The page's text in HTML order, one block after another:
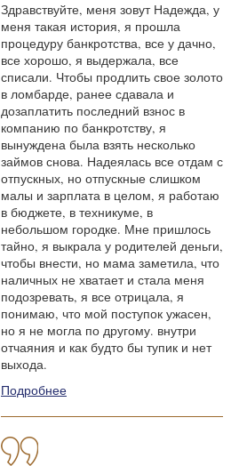
Здравствуйте, меня зовут Надежда, у
меня такая история, я прошла
процедуру банкротства, все у дачно,
все хорошо, я выдержала, все
списали. Чтобы продлить свое золото
в ломбарде, ранее сдавала и
дозаплатить последний взнос в
компанию по банкротству, я
вынуждена была взять несколько
займов снова. Надеялась все отдам с
отпускных, но отпускные слишком
малы и зарплата в целом, я работаю
в бюджете, в техникуме, в
небольшом городке. Мне пришлось
тайно, я выкрала у родителей деньги,
чтобы внести, но мама заметила, что
наличных не хватает и стала меня
подозревать, я все отрицала, я
понимаю, что мой поступок ужасен,
но я не могла по другому. внутри
отчаяния и как будто бы тупик и нет
выхода.
Подробнее